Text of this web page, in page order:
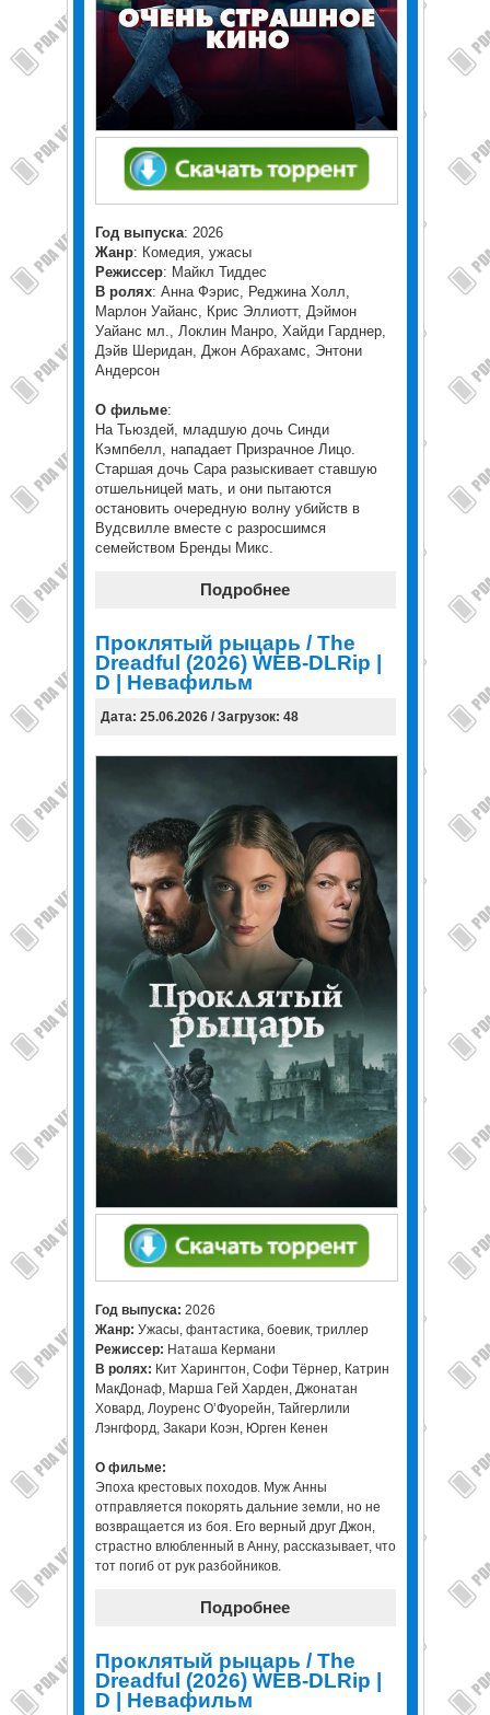
Год выпуска: 2026
Жанр: Комедия, ужасы
Режиссер: Майкл Тиддес
В ролях: Анна Фэрис, Реджина Холл,
Марлон Уайанс, Крис Эллиотт, Дэймон
Уайанс мл., Локлин Манро, Хайди Гарднер,
Дэйв Шеридан, Джон Абрахамс, Энтони
Андерсон
О фильме:
На Тьюздей, младшую дочь Синди
Кэмпбелл, нападает Призрачное Лицо.
Старшая дочь Сара разыскивает ставшую
отшельницей мать, и они пытаются
остановить очередную волну убийств в
Вудсвилле вместе с разросшимся
семейством Бренды Микс.
Подробнее
Проклятый рыцарь / The
Dreadful (2026) WEB-DLRip |
D | Невафильм
Дата: 25.06.2026 / Загрузок: 48
Год выпуска: 2026
Жанр: Ужасы, фантастика, боевик, триллер
Режиссер: Наташа Кермани
В ролях: Кит Харингтон, Софи Тёрнер, Катрин
МакДонаф, Марша Гей Харден, Джонатан
Ховард, Лоуренс О’Фуорейн, Тайгерлили
Лэнгфорд, Закари Коэн, Юрген Кенен
О фильме:
Эпоха крестовых походов. Муж Анны
отправляется покорять дальние земли, но не
возвращается из боя. Его верный друг Джон,
страстно влюбленный в Анну, рассказывает, что
тот погиб от рук разбойников.
Подробнее
Проклятый рыцарь / The
Dreadful (2026) WEB-DLRip |
D | Невафильм